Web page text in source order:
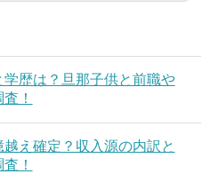
歴は？旦那子供と前職や
！
え確定？収入源の内訳と
！